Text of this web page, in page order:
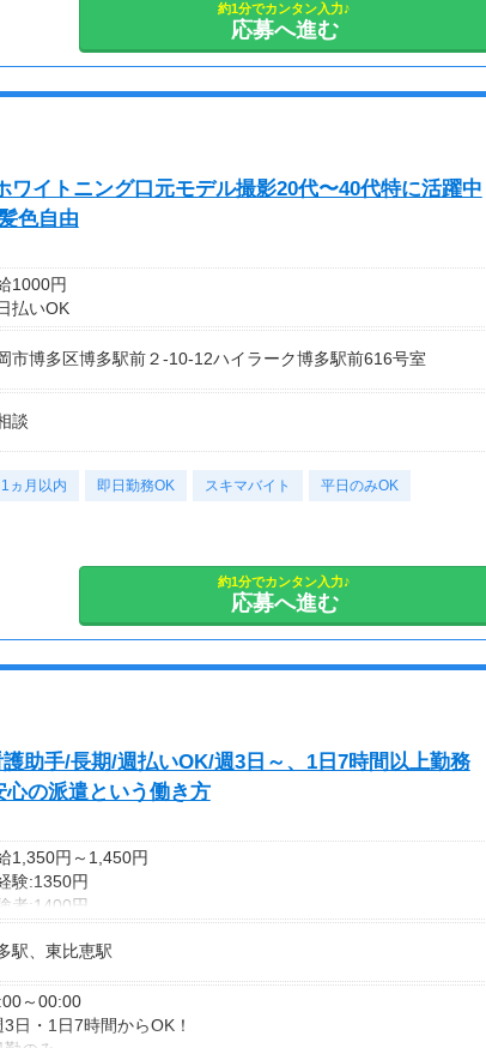
～18:30
短勤務（扶養内）も可能＞
～12:00
～13:00
～22:30
フト】
～25日に確定！
少前後する可能性有
わりの人を自分で探す必要はありません！
約1分でカンタン入力♪
応募へ進む
ワイトニング口元モデル撮影20代〜40代特に活躍中
色自由
1000円
払いOK
市博多区博多駅前２-10-12ハイラーク博多駅前616号室
談
1ヵ月以内 即日勤務OK スキマバイト 平日のみOK
約1分でカンタン入力♪
応募へ進む
助手/長期/週払いOK/週3日～、1日7時間以上勤務
の派遣という働き方
1,350円～1,450円
験:1350円
者:1400円
福祉士:1450円
駅、東比恵駅
～00:00
3日・1日7時間からOK！